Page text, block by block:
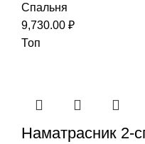
Спальня
9,730.00 ₽
Топ
Наматрасник 2-